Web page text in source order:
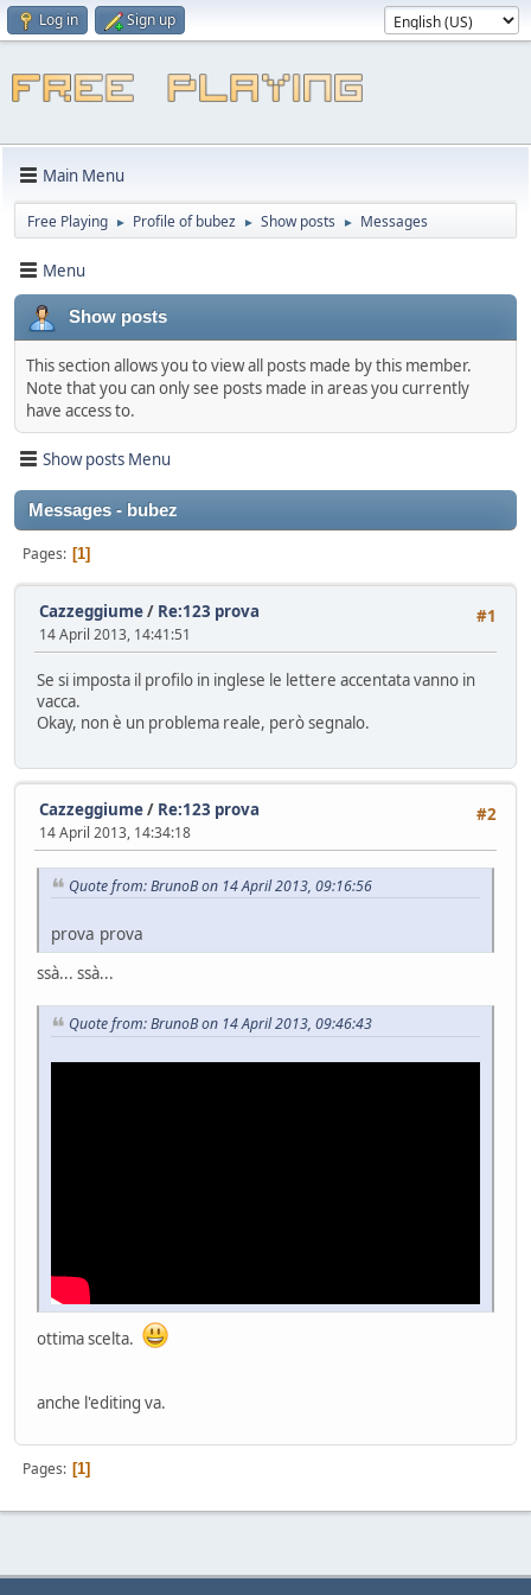
Log in Sign up
Main Menu
Free Playing ► Profile of bubez ► Show posts ► Messages
Menu
Show posts
This section allows you to view all posts made by this member.
Note that you can only see posts made in areas you currently
have access to.
Show posts Menu
Messages - bubez
Pages 1
#1
Cazzeggiume/ Re:123 prova
14 April 2013, 14:41:51
Se si imposta il profilo in inglese le lettere accentata vanno in
vacca.
Okay, non è un problema reale, però segnalo.
#2
Cazzeggiume/ Re:123 prova
14 April 2013, 14:34:18
Quote from: BrunoB on 14 April 2013, 09:16:56
prova prova
ssà... ssà...
Quote from: BrunoB on 14 April 2013, 09:46:43
ottima scelta.
anche l'editing va.
Pages 1